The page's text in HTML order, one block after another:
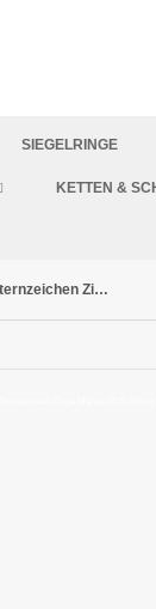
SIEGELRINGE
KETTEN &
Anhänger Sternzeichen Ziege Münze 10 Schilling Somaliland Ø 25 mm